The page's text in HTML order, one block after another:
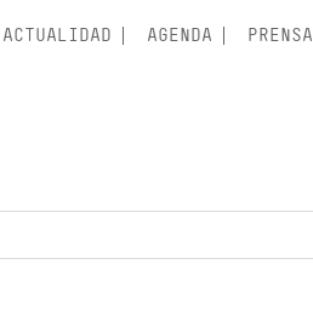
ACTUALIDAD AGENDA PRENSA